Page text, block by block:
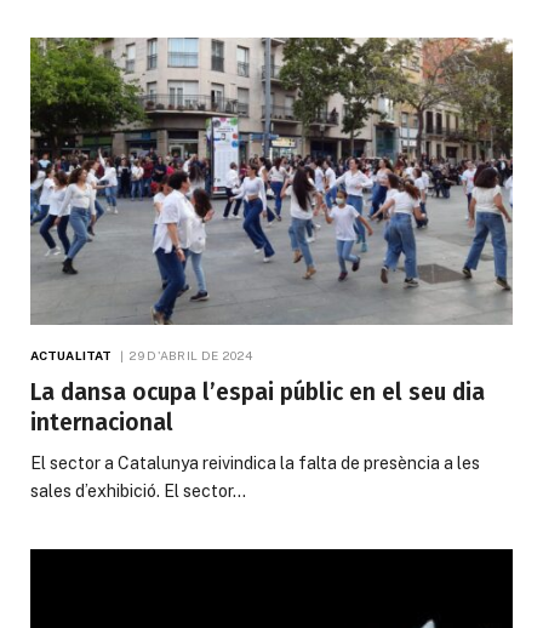
ACTUALITAT 29 D'ABRIL DE 2024
La dansa ocupa l’espai públic en el seu dia
internacional
El sector a Catalunya reivindica la falta de presència a les
sales d’exhibició. El sector…